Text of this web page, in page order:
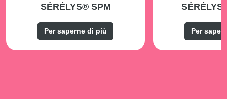
SÉRÉLYS® SPM
Per saperne di più Per